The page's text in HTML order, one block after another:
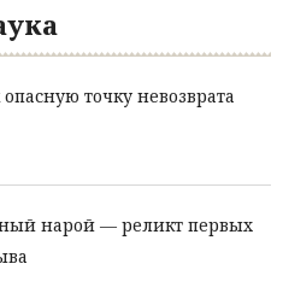
точку невозврата
нарой — реликт первых